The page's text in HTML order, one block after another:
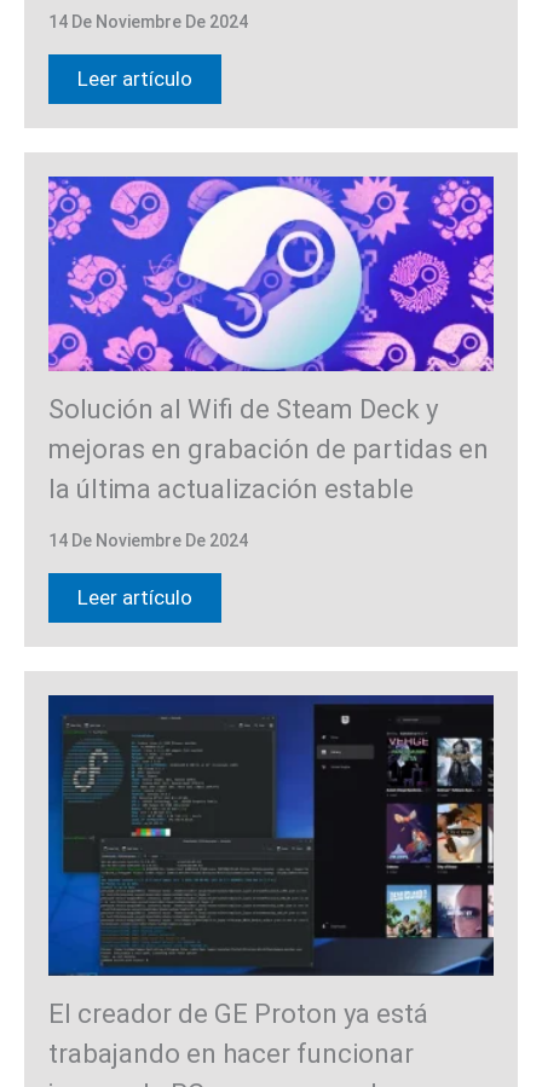
14 De Noviembre De 2024
Leer artículo
Solución al Wifi de Steam Deck y
mejoras en grabación de partidas en
la última actualización estable
14 De Noviembre De 2024
Leer artículo
El creador de GE Proton ya está
trabajando en hacer funcionar